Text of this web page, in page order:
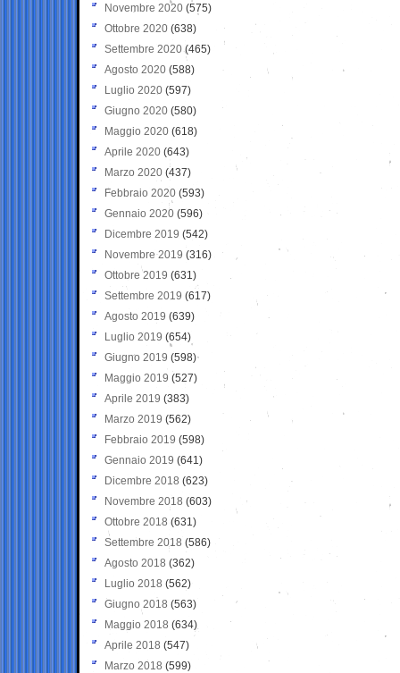
Novembre 2020 (575)
Ottobre 2020 (638)
Settembre 2020(465)
Agosto 2020 (588)
Luglio 2020 (597)
Giugno 2020 (580)
Maggio 2020 (618)
Aprile 2020 (643)
Marzo 2020 (437)
Febbraio 2020 (593)
Gennaio 2020 (596)
Dicembre 2019 (542)
Novembre 2019 (316)
Ottobre 2019 (631)
Settembre 2019 (617)
Agosto 2019 (639)
Luglio 2019 (654)
Giugno 2019 (598)
Maggio 2019 (527)
Aprile 2019 (383)
Marzo 2019 (562)
Febbraio 2019 (598)
Gennaio 2019 (641)
Dicembre 2018 (623)
Novembre 2018 (603)
Ottobre 2018 (631)
Settembre 2018 (586)
Agosto 2018 (362)
Luglio 2018 (562)
Giugno 2018 (563)
Maggio 2018 (634)
Aprile 2018 (547)
Marzo 2018 (599)